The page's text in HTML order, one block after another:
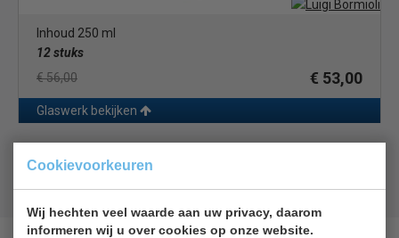
Cookievoorkeuren
Wij hechten veel waarde aan uw privacy, daarom
informeren wij u over cookies op onze website.
Inhoud 250 ml
12 stuks
€ 56,00
€ 53,00
Glaswerk bekijken
Lage prijzen hoge service
Gratis verzendingvanaf € 200,00